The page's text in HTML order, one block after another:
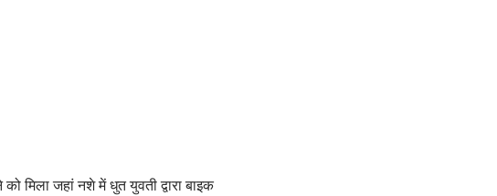
मिला जहां नशे में धुत युवती द्वारा बाइक